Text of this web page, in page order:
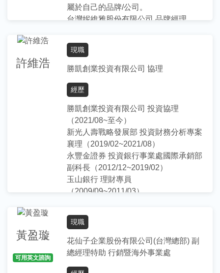
屬於自己的品牌/公司。
台灣妮維雅股份有限公司 品牌經理
佳格食品集團 產品副理
廣告及MV導演
指導項目／專長
協助學生釐清職涯相關之興趣與目標
履歷表寫作指導與修改
協助學生了解產業發展與職場文化
面試技巧指導與模擬演練
學歷
台灣藝術大學 電影在職研究所
政治大學 企業管理研究所
比利時布魯塞爾自由大學交換
許維浩
現職
勝凱創業投資有限公司 協理
經歷
勝凱創業投資有限公司 投資協理
（2021/08~至今）
新光人壽戰略發展部 投資財務分析專案
襄理（2019/02~2021/08）
永豐金證券 投資銀行事業處國際承銷部
副科長（2012/12~2019/02）
玉山銀行 理財專員
（2009/09~2011/03）
指導項目／專長
協助學生釐清職涯相關之興趣與目標
面試技巧指導與模擬演練
黃盈璇
可用英文諮詢
現職
花仙子企業股份有限公司(台灣總部) 副
總經理特助 行銷暨海外事業處